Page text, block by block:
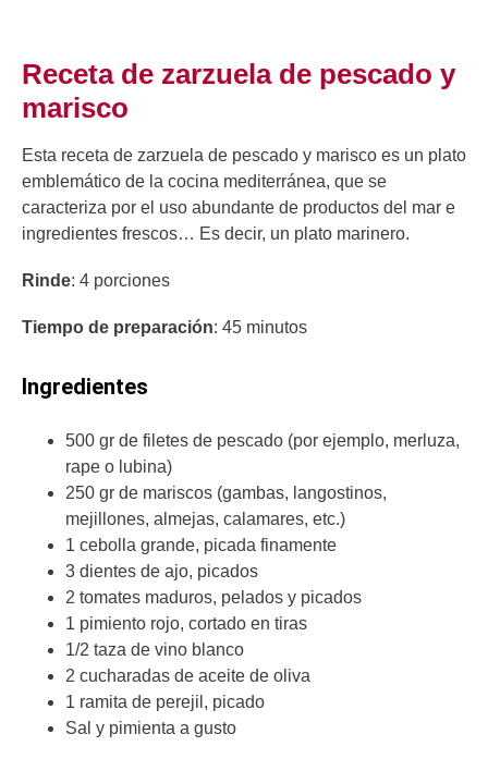
Receta de zarzuela de pescado y
marisco
Esta receta de zarzuela de pescado y marisco es un plato
emblemático de la cocina mediterránea, que se
caracteriza por el uso abundante de productos del mar e
ingredientes frescos… Es decir, un plato marinero.
Rinde: 4 porciones
Tiempo de preparación: 45 minutos
Ingredientes
500 gr de filetes de pescado (por ejemplo, merluza,
rape o lubina)
250 gr de mariscos (gambas, langostinos,
mejillones, almejas, calamares, etc.)
1 cebolla grande, picada finamente
3 dientes de ajo, picados
2 tomates maduros, pelados y picados
1 pimiento rojo, cortado en tiras
1/2 taza de vino blanco
2 cucharadas de aceite de oliva
1 ramita de perejil, picado
Sal y pimienta a gusto